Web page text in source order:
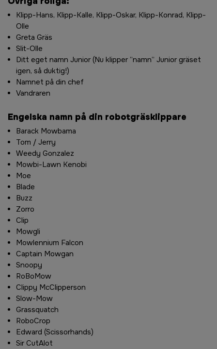
Klipp-Hans, Klipp-Kalle, Klipp-Oskar, Klipp-Konrad, Klipp-
Olle
Greta Gräs
Slit-Olle
Ditt eget namn Junior (Nu klipper ”namn” Junior gräset
igen, så duktig!)
Namnet på din chef
Vandraren
Engelska namn på din robotgräsklippare
Barack Mowbama
Tom / Jerry
Weedy Gonzalez
Mowbi-Lawn Kenobi
Moe
Blade
Buzz
Zorro
Clip
Mowgli
Mowlennium Falcon
Captain Mowgan
Snoopy
RoBoMow
Clippy McClipperson
Slow-Mow
Grassquatch
RoboCrop
Edward (Scissorhands)
Sir CutAlot